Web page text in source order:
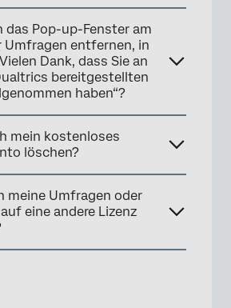
×
das Pop-up-Fenster am
Umfragen entfernen, in
Dank, dass Sie an
bereitgestellten
haben“?
mein kostenloses
löschen?
meine Umfragen oder
eine andere Lizenz